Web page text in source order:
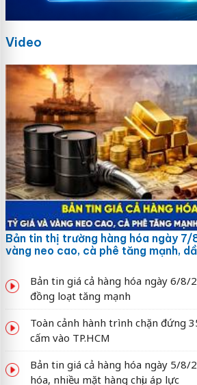
Video
Bản tin thị trường hàng hóa ngày
vàng neo cao, cà phê tăng mạnh,
Bản tin giá cả hàng hóa ngày 6/8/
đồng loạt tăng mạnh
Toàn cảnh hành trình chặn đứng
cấm vào TP.HCM
Bản tin giá cả hàng hóa ngày 5/8/
hóa, nhiều mặt hàng chịu áp lực